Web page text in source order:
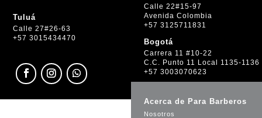
Tuluá
Calle 27#26-63
+57 3015434470
Calle 22#15-97
Avenida Colombia
+57 3125711831
Bogotá
Carrera 11 #10-22
C.C. Punto 11 Local 1135-1136
+57 3003070623
Acerca de Para Barberos
Nosotros